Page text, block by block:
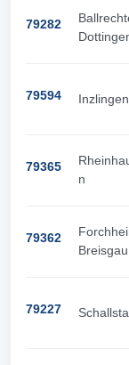
79282
79594 Inzlingen
79365
n
79362
Breisgau
79227